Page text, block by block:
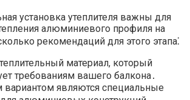
установка утеплителя важны для
алюминиевого профиля на
рекомендаций для этого этапа⁚
материал, который
требованиям вашего балкона․
являются специальные